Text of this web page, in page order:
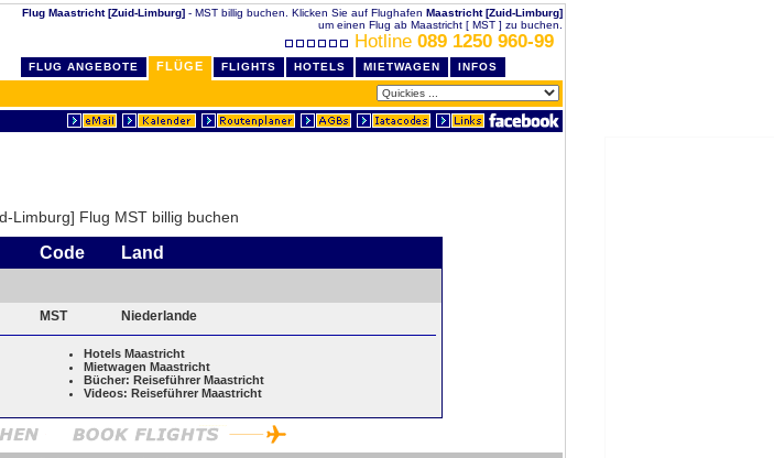
Flug Maastricht [Zuid-Limburg] - MST billig buchen. Klicken Sie auf Flughafen Maastricht [Zuid-Limburg]
um einen Flug ab Maastricht [ MST ] zu buchen.
Hotline 089 1250 960-99
FLUG ANGEBOTE FLÜGE FLIGHTS HOTELS MIETWAGEN INFOS
Limburg] Flug MST billig buchen
Code Land
MST Niederlande
Hotels Maastricht
Mietwagen Maastricht
Bücher: Reiseführer Maastricht
Videos: Reiseführer Maastricht